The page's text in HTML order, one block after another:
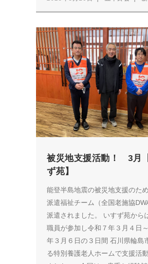
被災地支援活動！ 3月
ず苑】
能登半島地震の被災地支援のた
派遣福祉チーム（全国老施協
派遣されました。 いすず苑から
職員が参加し令和７年３月４日
年３月６日の３日間 石川県輪島
る特別養護老人ホームで支援活